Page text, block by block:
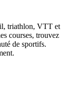
triathlon, VTT et
courses, trouvez
de sportifs.